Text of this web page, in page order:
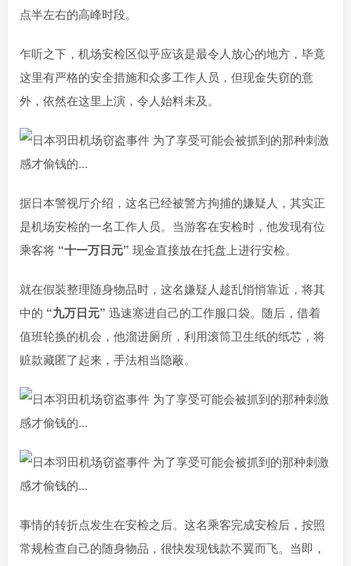
点半左右的高峰时段。
乍听之下，机场安检区似乎应该是最令人放心的地方，毕竟
这里有严格的安全措施和众多工作人员，但现金失窃的意
外，依然在这里上演，令人始料未及。
据日本警视厅介绍，这名已经被警方拘捕的嫌疑人，其实正
是机场安检的一名工作人员。当游客在安检时，他发现有位
乘客将 “十一万日元” 现金直接放在托盘上进行安检。
就在假装整理随身物品时，这名嫌疑人趁乱悄悄靠近，将其
中的 “九万日元” 迅速塞进自己的工作服口袋。随后，借着
值班轮换的机会，他溜进厕所，利用滚筒卫生纸的纸芯，将
赃款藏匿了起来，手法相当隐蔽。
事情的转折点发生在安检之后。这名乘客完成安检后，按照
常规检查自己的随身物品，很快发现钱款不翼而飞。当即，